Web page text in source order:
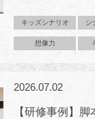
キッズシナリオ シ
想像力
2026.07.02
【研修事例】